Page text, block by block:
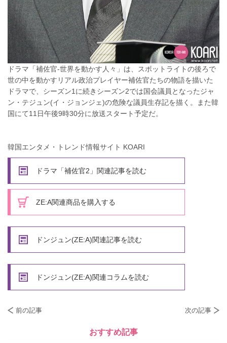
ドラマ「補佐官-世界を動かす人々」は、スポットライトの後ろで
世の中を動かすリアル政治プレイヤー補佐官たちの物語を描いた
ドラマで、シーズン1に続きシーズン2では国会議員となったジャ
ン・テジュン(イ・ジョンジェ)の危険な議員生存記を描く。また韓
国にて11日午後9時30分に放送スタート予定だ。
韓国エンタメ・トレンド情報サイト KOARI
ドラマ「補佐官2」関連記事を読む
ZE:A関連商品を購入する
ドンジュン(ZE:A)関連記事を読む
ドンジュン(ZE:A)関連コラムを読む
前の記事 次の記事
おすすめ記事